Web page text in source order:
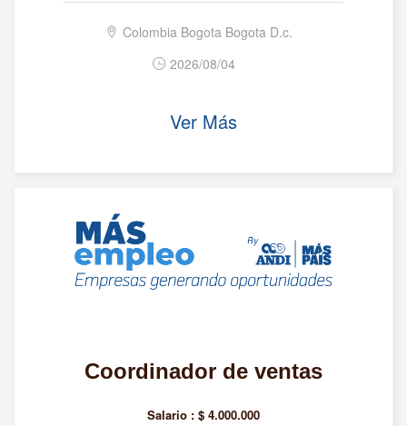
Colombia Bogota Bogota D.c.
2026/08/04
Ver Más
Coordinador de ventas
Salario : $ 4.000.000